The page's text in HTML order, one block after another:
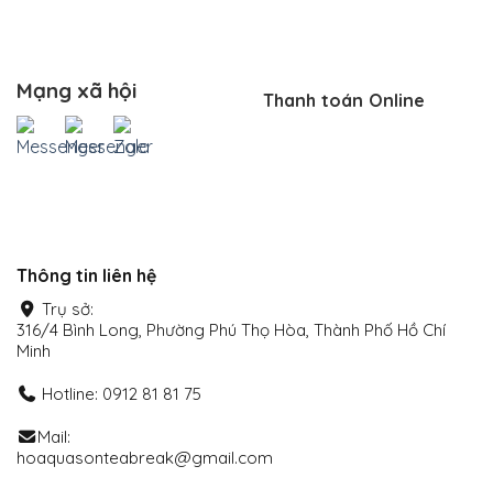
Mạng xã hội Thanh toán Online
Thông tin liên hệ
Trụ sở:
316/4 Bình Long, Phường Phú Thọ Hòa, Thành Phố Hồ Chí
Minh
Hotline: 0912 81 81 75
Mail:
hoaquasonteabreak@gmail.com